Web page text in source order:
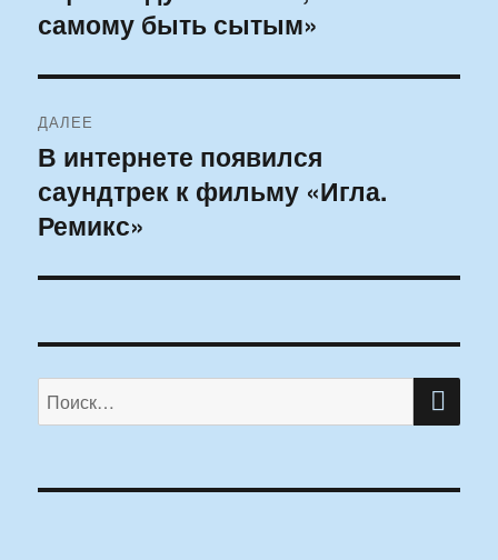
записям
запись:
самому быть сытым»
ДАЛЕЕ
Следующая
запись:
В интернете появился
саундтрек к фильму «Игла.
Ремикс»
Искать: